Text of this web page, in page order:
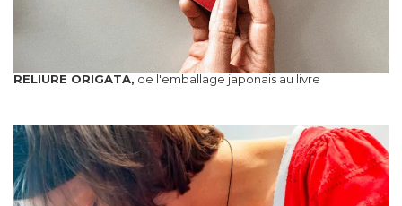
RELIURE ORIGATA, de l'emballage japonais au livre